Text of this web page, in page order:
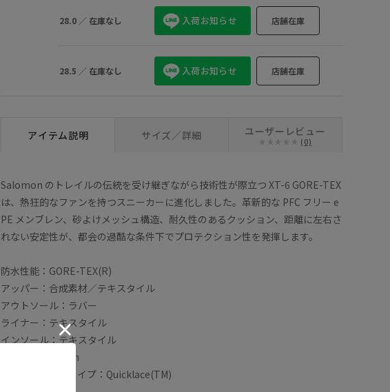
28.0 ／ 在庫なし 入荷お知らせ 店舗在庫
28.5 ／ 在庫なし 入荷お知らせ 店舗在庫
アイテム説明 サイズ／詳細 ユーザーレビュー
(0)
Salomon のトレイルの伝統を受け継ぎながら技術性が際立つ XT-6 GORE-TEX
は、熱狂的なファンを持つスニーカーに進化しました。革新的な PFC フリー e
PE メンブレン、砂よけメッシュ構造、耐久性のあるクッション、距離に左右さ
れない安定性が、都会の過酷な条件下でプロテクション性を発揮します。
防水性能：GORE-TEX(R)
アッパー：合成素材／テキスタイル
アウトソール：ラバー
ライナー：テキスタイル
インソール：テキスタイル
ドロップ：10mm
シューレースのタイプ：Quicklace(TM)